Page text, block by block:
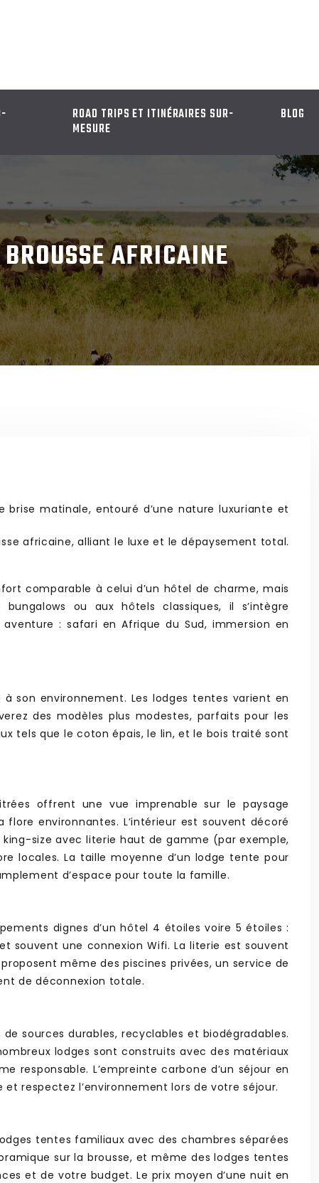
ROAD TRIPS ET ITINÉRAIRES SUR-
MESURE
BLOG
AFRICAINE
brise matinale, entouré d’une nature luxuriante et
africaine, alliant le luxe et le dépaysement total.
comparable à celui d’un hôtel de charme, mais
ou aux hôtels classiques, il s’intègre
: safari en Afrique du Sud, immersion en
son environnement. Les lodges tentes varient en
des modèles plus modestes, parfaits pour les
tels que le coton épais, le lin, et le bois traité sont
offrent une vue imprenable sur le paysage
environnantes. L’intérieur est souvent décoré
size avec literie haut de gamme (par exemple,
locales. La taille moyenne d’un lodge tente pour
d’espace pour toute la famille.
dignes d’un hôtel 4 étoiles voire 5 étoiles :
souvent une connexion Wifi. La literie est souvent
même des piscines privées, un service de
de déconnexion totale.
sources durables, recyclables et biodégradables.
lodges sont construits avec des matériaux
L’empreinte carbone d’un séjour en
respectez l’environnement lors de votre séjour.
tentes familiaux avec des chambres séparées
sur la brousse, et même des lodges tentes
et de votre budget. Le prix moyen d’une nuit en